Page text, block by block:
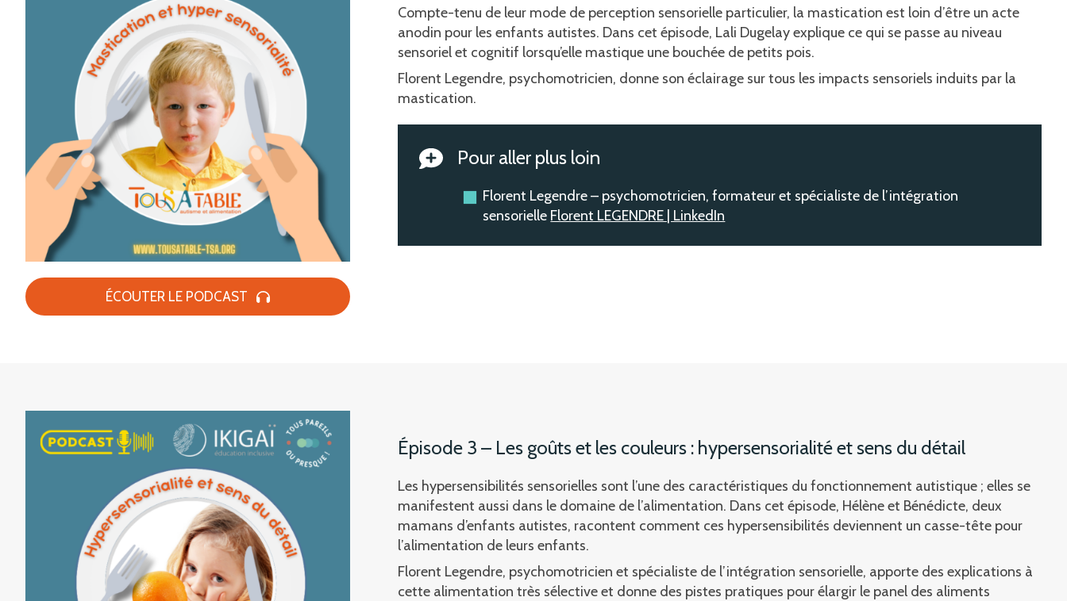
ÉCOUTER LE PODCAST
Compte-tenu de leur mode de perception sensorielle particulier, la mastication est loin d’être un acte
anodin pour les enfants autistes. Dans cet épisode, Lali Dugelay explique ce qui se passe au niveau
sensoriel et cognitif lorsqu’elle mastique une bouchée de petits pois.
Florent Legendre, psychomotricien, donne son éclairage sur tous les impacts sensoriels induits par la
mastication.
Pour aller plus loin
Florent Legendre – psychomotricien, formateur et spécialiste de l’intégration
sensorielle Florent LEGENDRE | LinkedIn
Épisode 3 – Les goûts et les couleurs : hypersensorialité et sens du détail
Les hypersensibilités sensorielles sont l’une des caractéristiques du fonctionnement autistique ; elles se
manifestent aussi dans le domaine de l’alimentation. Dans cet épisode, Hélène et Bénédicte, deux
mamans d’enfants autistes, racontent comment ces hypersensibilités deviennent un casse-tête pour
l’alimentation de leurs enfants.
Florent Legendre, psychomotricien et spécialiste de l’intégration sensorielle, apporte des explications à
cette alimentation très sélective et donne des pistes pratiques pour élargir le panel des aliments